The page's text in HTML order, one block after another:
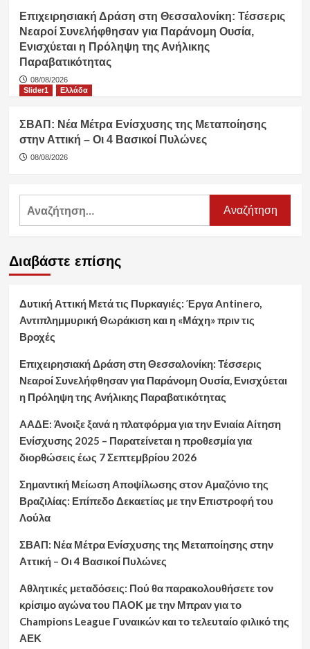
Επιχειρησιακή Δράση στη Θεσσαλονίκη: Τέσσερις
Νεαροί Συνελήφθησαν για Παράνομη Ουσία,
Ενισχύεται η Πρόληψη της Ανήλικης
Παραβατικότητας
08/08/2026
Slider1
Ελλάδα
ΣΒΑΠ: Νέα Μέτρα Ενίσχυσης της Μεταποίησης
στην Αττική – Οι 4 Βασικοί Πυλώνες
08/08/2026
Αναζήτηση
Διαβάστε επίσης
Δυτική Αττική Μετά τις Πυρκαγιές: Έργα Antinero,
Αντιπλημμυρική Θωράκιση και η «Μάχη» πριν τις
Βροχές
Επιχειρησιακή Δράση στη Θεσσαλονίκη: Τέσσερις
Νεαροί Συνελήφθησαν για Παράνομη Ουσία, Ενισχύεται
η Πρόληψη της Ανήλικης Παραβατικότητας
ΑΑΔΕ: Άνοιξε ξανά η πλατφόρμα για την Ενιαία Αίτηση
Ενίσχυσης 2025 – Παρατείνεται η προθεσμία για
διορθώσεις έως 7 Σεπτεμβρίου 2026
Σημαντική Μείωση Αποψίλωσης στον Αμαζόνιο της
Βραζιλίας: Επίπεδο Δεκαετίας με την Επιστροφή του
Λούλα
ΣΒΑΠ: Νέα Μέτρα Ενίσχυσης της Μεταποίησης στην
Αττική – Οι 4 Βασικοί Πυλώνες
Αθλητικές μεταδόσεις: Πού θα παρακολουθήσετε τον
κρίσιμο αγώνα του ΠΑΟΚ με την Μπραν για το
Champions League Γυναικών και το τελευταίο φιλικό της
ΑΕΚ